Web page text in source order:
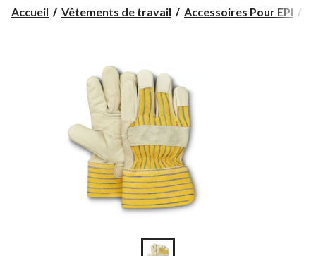
changer
Accueil Vêtements de travail Accessoires Pour EPI